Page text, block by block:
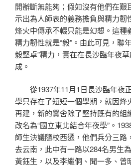
開辦斷無能夠；假如沒有他們在艱
示出為人師表的義務擔負與精力韌
烽火中傳承不輟只能是幻想。這種
精力韌性就是“毅”。由此可見，聯
毅堅卓”精力，實在在長沙臨年夜
成。
從1937年11月1日長沙臨年夜
學只存在了短短一個學期，就因烽
再建，新的黌舍除了堅持既有的組
改名為“國立東北結合年夜學”。
師生決議隨校西遷，他們兵分三路
去云南，此中有一路以284名男生
黃鈺生，以及李繼侗、聞一多、曾